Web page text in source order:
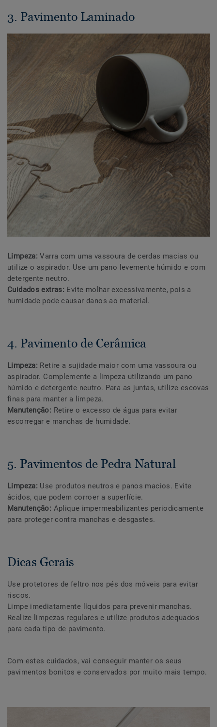
3. Pavimento Laminado
Limpeza: Varra com uma vassoura de cerdas macias ou
utilize o aspirador. Use um pano levemente húmido e com
detergente neutro.
Cuidados extras: Evite molhar excessivamente, pois a
humidade pode causar danos ao material.
4. Pavimento de Cerâmica
Limpeza: Retire a sujidade maior com uma vassoura ou
aspirador. Complemente a limpeza utilizando um pano
húmido e detergente neutro. Para as juntas, utilize escovas
finas para manter a limpeza.
Manutenção: Retire o excesso de água para evitar
escorregar e manchas de humidade.
5. Pavimentos de Pedra Natural
Limpeza: Use produtos neutros e panos macios. Evite
ácidos, que podem corroer a superfície.
Manutenção: Aplique impermeabilizantes periodicamente
para proteger contra manchas e desgastes.
Dicas Gerais
Use protetores de feltro nos pés dos móveis para evitar
riscos.
Limpe imediatamente líquidos para prevenir manchas.
Realize limpezas regulares e utilize produtos adequados
para cada tipo de pavimento.
Com estes cuidados, vai conseguir manter os seus
pavimentos bonitos e conservados por muito mais tempo.